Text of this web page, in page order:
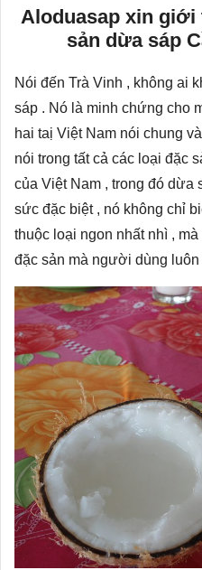
Aloduasap xin giới
sản dừa sáp
Nói đến Trà Vinh , không ai
sáp . Nó là minh chứng cho
hai taị Việt Nam nói chung
nói trong tất cả các loại đặc
của Việt Nam , trong đó dừa
sức đặc biệt , nó không chỉ
thuộc loại ngon nhất nhì ,
đặc sản mà người dùng luôn